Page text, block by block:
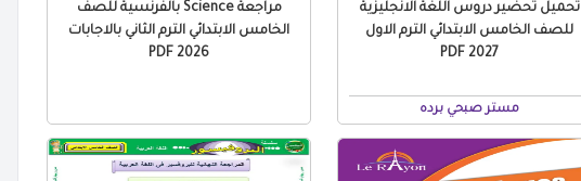
تحميل تحضير دروس اللغة الانجليزية
للصف الخامس الابتدائي الترم الاول
2027 PDF
مستر صبحي برده
مراجعة Science بالفرنسية للصف
الخامس الابتدائي الترم الثاني بالاجابات
2026 PDF